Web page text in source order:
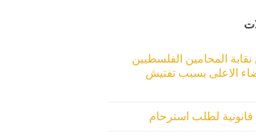
نقابة المحامين الفلسطيين
الاعلى بسبب تفتيش
لطلب استرحام